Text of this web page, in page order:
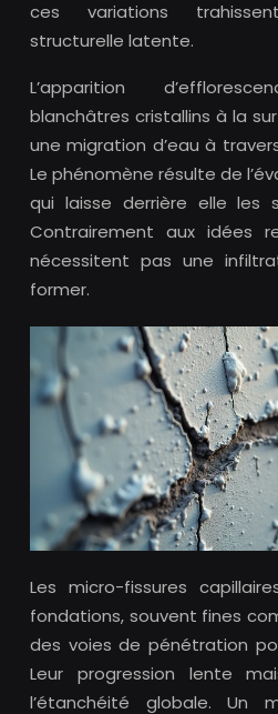
ces variations
structurelle latente.
L’apparition
blanchâtres cristallins à la
une migration d’eau à
Le phénomène résulte de
qui laisse derrière elle les
Contrairement aux idées
nécessitent pas une
former.
Les micro-fissures
fondations, souvent fines
des voies de pénétration
Leur progression lente
l’étanchéité globale. Un